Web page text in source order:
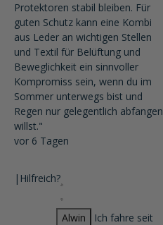
Protektoren stabil bleiben. Für
guten Schutz kann eine Kombi
aus Leder an wichtigen Stellen
und Textil für Belüftung und
Beweglichkeit ein sinnvoller
Kompromiss sein, wenn du im
Sommer unterwegs bist und
Regen nur gelegentlich abfangen
willst."
vor 6 Tagen
| Hilfreich?
Alwin
Ich fahre seit